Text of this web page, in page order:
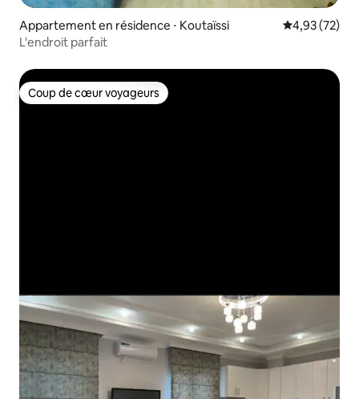
Appartement en résidence ⋅ Koutaïssi Évaluation
4,93 (72)
L'endroit parfait
Coup de cœur voyageurs
Coup de cœur voyageurs